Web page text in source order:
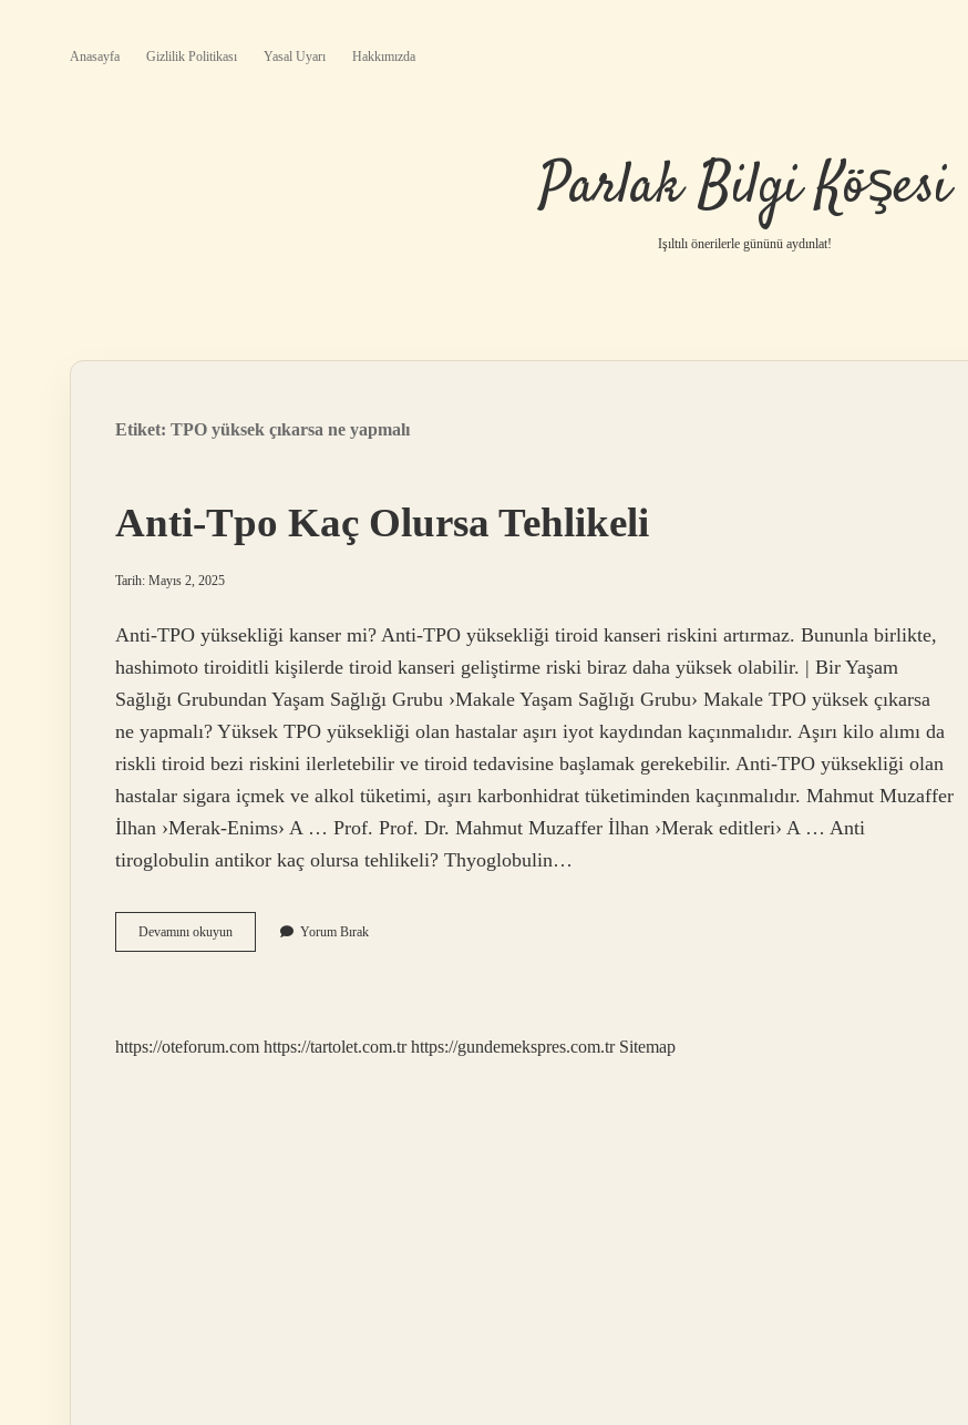
Anasayfa Gizlilik Politikası Yasal Uyarı Hakkımızda
Parlak Bilgi Köşesi
Işıltılı önerilerle gününü aydınlat!
Etiket: TPO yüksek çıkarsa ne yapmalı
Anti-Tpo Kaç Olursa Tehlikeli
Tarih: Mayıs 2, 2025
Anti-TPO yüksekliği kanser mi? Anti-TPO yüksekliği tiroid kanseri riskini artırmaz. Bununla birlikte,
hashimoto tiroiditli kişilerde tiroid kanseri geliştirme riski biraz daha yüksek olabilir. | Bir Yaşam
Sağlığı Grubundan Yaşam Sağlığı Grubu ›Makale Yaşam Sağlığı Grubu› Makale TPO yüksek çıkarsa
ne yapmalı? Yüksek TPO yüksekliği olan hastalar aşırı iyot kaydından kaçınmalıdır. Aşırı kilo alımı da
riskli tiroid bezi riskini ilerletebilir ve tiroid tedavisine başlamak gerekebilir. Anti-TPO yüksekliği olan
hastalar sigara içmek ve alkol tüketimi, aşırı karbonhidrat tüketiminden kaçınmalıdır. Mahmut Muzaffer
İlhan ›Merak-Enims› A … Prof. Prof. Dr. Mahmut Muzaffer İlhan ›Merak editleri› A … Anti
tiroglobulin antikor kaç olursa tehlikeli? Thyoglobulin…
Devamını okuyunAnti-
Tpo
Yorum Bırak
https://oteforum.com https://tartolet.com.tr https://gundemekspres.com.tr Sitemap